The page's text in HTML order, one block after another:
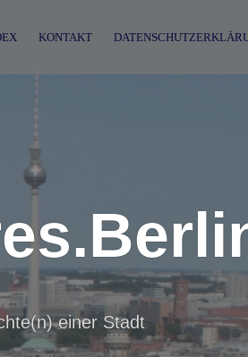
KONTAKT
einer Stadt